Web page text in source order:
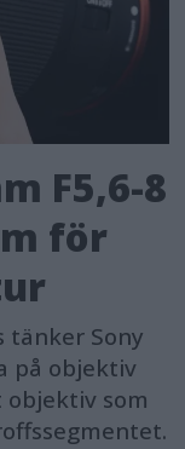
F5,6-8
för
Sony
på objektiv
objektiv som